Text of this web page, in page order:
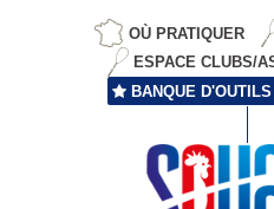
OÙ PRATIQUER
ESPACE CLUBS/
BANQUE D'OUTILS